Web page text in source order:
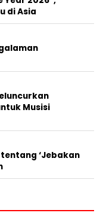
di Asia
Musisi
‘Jebakan